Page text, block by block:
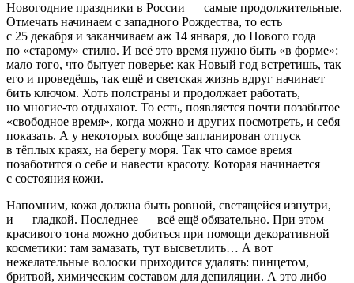
Новогодние праздники в России — самые продолжительные.
Отмечать начинаем с западного Рождества, то есть
с 25 декабря и заканчиваем аж 14 января, до Нового года
по «старому» стилю. И всё это время нужно быть «в форме»:
мало того, что бытует поверье: как Новый год встретишь, так
его и проведёшь, так ещё и светская жизнь вдруг начинает
бить ключом. Хоть полстраны и продолжает работать,
но многие-то отдыхают. То есть, появляется почти позабытое
«свободное время», когда можно и других посмотреть, и себя
показать. А у некоторых вообще запланирован отпуск
в тёплых краях, на берегу моря. Так что самое время
позаботится о себе и навести красоту. Которая начинается
с состояния кожи.
Напомним, кожа должна быть ровной, светящейся изнутри,
и — гладкой. Последнее — всё ещё обязательно. При этом
красивого тона можно добиться при помощи декоративной
косметики: там замазать, тут высветлить… А вот
нежелательные волоски приходится удалять: пинцетом,
бритвой, химическим составом для депиляции. А это либо